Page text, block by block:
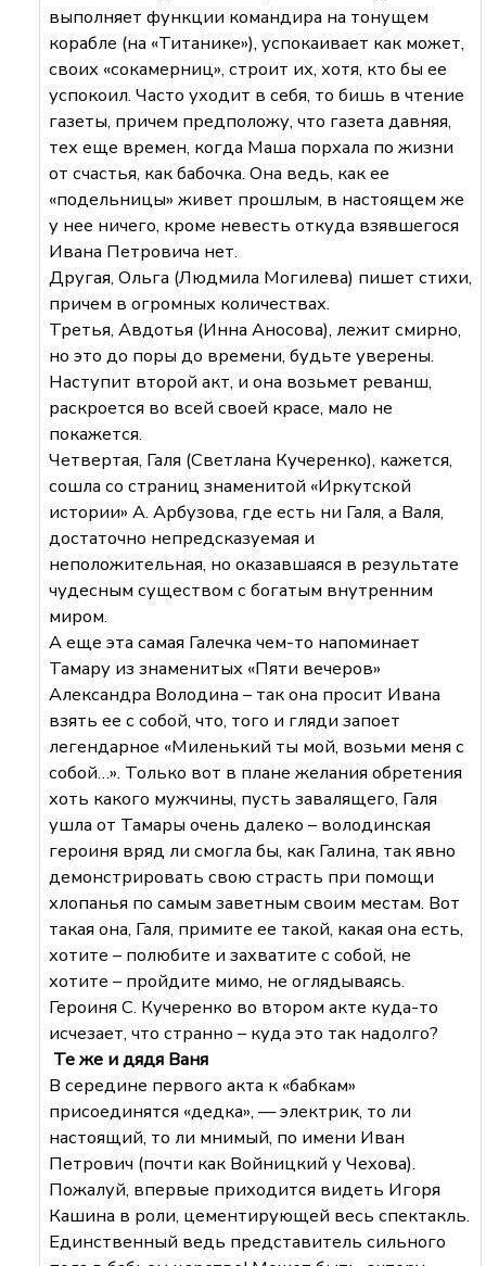
выполняет функции командира на тонущем
корабле (на «Титанике»), успокаивает как может,
своих «сокамерниц», строит их, хотя, кто бы ее
успокоил. Часто уходит в себя, то бишь в чтение
газеты, причем предположу, что газета давняя,
тех еще времен, когда Маша порхала по жизни
от счастья, как бабочка. Она ведь, как ее
«подельницы» живет прошлым, в настоящем же
у нее ничего, кроме невесть откуда взявшегося
Ивана Петровича нет.
Другая, Ольга (Людмила Могилева) пишет стихи,
причем в огромных количествах.
Третья, Авдотья (Инна Аносова), лежит смирно,
но это до поры до времени, будьте уверены.
Наступит второй акт, и она возьмет реванш,
раскроется во всей своей красе, мало не
покажется.
Четвертая, Галя (Светлана Кучеренко), кажется,
сошла со страниц знаменитой «Иркутской
истории» А. Арбузова, где есть ни Галя, а Валя,
достаточно непредсказуемая и
неположительная, но оказавшаяся в результате
чудесным существом с богатым внутренним
миром.
А еще эта самая Галечка чем-то напоминает
Тамару из знаменитых «Пяти вечеров»
Александра Володина – так она просит Ивана
взять ее с собой, что, того и гляди запоет
легендарное «Миленький ты мой, возьми меня с
собой…». Только вот в плане желания обретения
хоть какого мужчины, пусть завалящего, Галя
ушла от Тамары очень далеко – володинская
героиня вряд ли смогла бы, как Галина, так явно
демонстрировать свою страсть при помощи
хлопанья по самым заветным своим местам. Вот
такая она, Галя, примите ее такой, какая она есть,
хотите – полюбите и захватите с собой, не
хотите – пройдите мимо, не оглядываясь.
Героиня С. Кучеренко во втором акте куда-то
исчезает, что странно – куда это так надолго?
Те же и дядя Ваня
В середине первого акта к «бабкам»
присоединятся «дедка», — электрик, то ли
настоящий, то ли мнимый, по имени Иван
Петрович (почти как Войницкий у Чехова).
Пожалуй, впервые приходится видеть Игоря
Кашина в роли, цементирующей весь спектакль.
Единственный ведь представитель сильного